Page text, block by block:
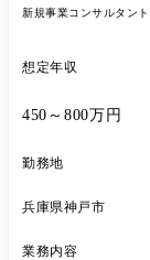
新規事業コンサルタント
想定年収
450～800万円
勤務地
兵庫県神戸市
業務内容